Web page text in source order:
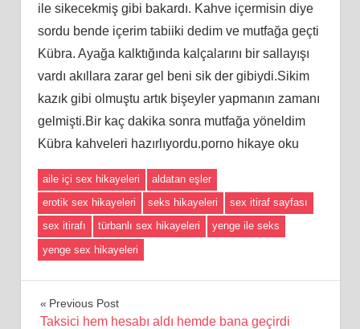
ile sikecekmiş gibi bakardı. Kahve içermisin diye
sordu bende içerim tabiiki dedim ve mutfağa geçti
Kübra. Ayağa kalktığında kalçalarını bir sallayışı
vardı akıllara zarar gel beni sik der gibiydi.Sikim
kazık gibi olmuştu artık bişeyler yapmanın zamanı
gelmişti.Bir kaç dakika sonra mutfağa yöneldim
Kübra kahveleri hazırlıyordu.porno hikaye oku
aile içi sex hikayeleri
aldatan eşler
erotik sex hikayeleri
seks hikayeleri
sex itiraf sayfası
sex itirafı
türbanlı sex hikayeleri
yenge ile seks
yenge sex hikayeleri
Yazı
Previous Post
Taksici hem hesabı aldı hemde bana geçirdi